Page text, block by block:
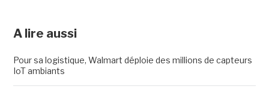
A lire aussi
Pour sa logistique, Walmart déploie des millions de capteurs
IoT ambiants